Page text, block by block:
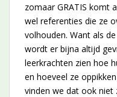
zomaar GRATIS komt
wel referenties die ze
volhouden. Want als
wordt er bijna altijd
leerkrachten zien hoe
en hoeveel ze
vinden we dat ook niet